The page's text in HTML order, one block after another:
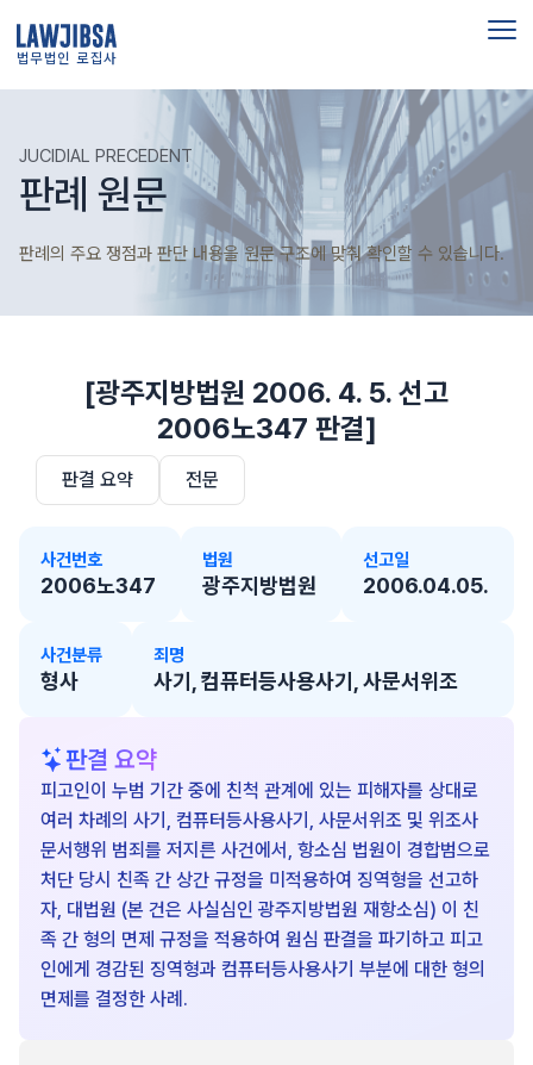
법무법인 로집사
JUCIDIAL PRECEDENT
판례 원문
판례의 주요 쟁점과 판단 내용을 원문 구조에 맞춰 확인할 수 있습니다.
[광주지방법원 2006. 4. 5. 선고
2006노347 판결]
판결 요약 전문
사건번호
2006노347
법원
광주지방법원
선고일
2006.04.05.
사건분류
형사
죄명
사기, 컴퓨터등사용사기, 사문서위조
판결 요약
피고인이 누범 기간 중에 친척 관계에 있는 피해자를 상대로
여러 차례의 사기, 컴퓨터등사용사기, 사문서위조 및 위조사
문서행위 범죄를 저지른 사건에서, 항소심 법원이 경합범으로
처단 당시 친족 간 상간 규정을 미적용하여 징역형을 선고하
자, 대법원 (본 건은 사실심인 광주지방법원 재항소심) 이 친
족 간 형의 면제 규정을 적용하여 원심 판결을 파기하고 피고
인에게 경감된 징역형과 컴퓨터등사용사기 부분에 대한 형의
면제를 결정한 사례.